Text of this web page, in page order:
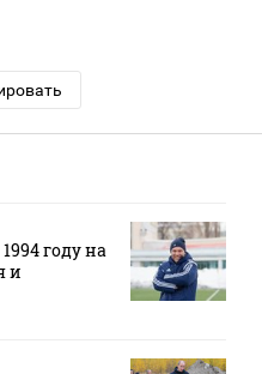
году на
и